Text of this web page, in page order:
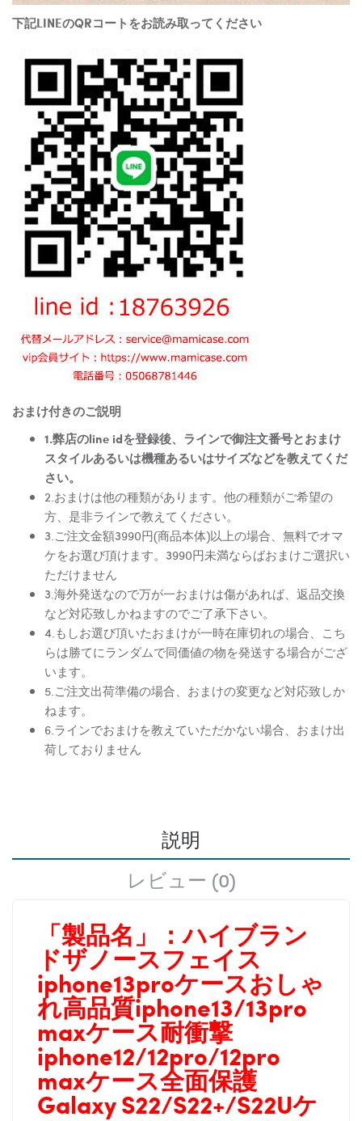
下記LINEのQRコートをお読み取ってください
おまけ付きのご説明
1.弊店のline idを登録後、ラインで御注文番号とおまけ
スタイルあるいは機種あるいはサイズなどを教えてくだ
さい。
2.おまけは他の種類があります。他の種類がご希望の
方、是非ラインで教えてください。
3.ご注文金額3990円(商品本体)以上の場合、無料でオマ
ケをお選び頂けます。3990円未満ならばおまけご選択い
ただけません
3.海外発送なので万が一おまけは傷があれば、返品交換
など対応致しかねますのでご了承下さい。
4.もしお選び頂いたおまけが一時在庫切れの場合、こち
らは勝てにランダムで同価値の物を発送する場合がござ
います。
5.ご注文出荷準備の場合、おまけの変更など対応致しか
ねます。
6.ラインでおまけを教えていただかない場合、おまけ出
荷しておりません
説明
レビュー (0)
「製品名」：ハイブラン
ドザノースフェイス
iphone13proケースおしゃ
れ高品質iphone13/13pro
maxケース耐衝撃
iphone12/12pro/12pro
maxケース全面保護
GalaxyS22/S22+/S22Uケ